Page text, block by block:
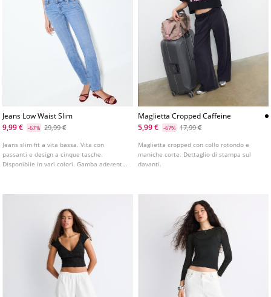
Jeans Low Waist Slim
9,99 €
-67% 29,99 €
Jeans slim fit a vita bassa. Vita con
passanti e design a cinque tasche.
Disponibile in vari colori. Gamba aderente
Maglietta Cropped Caffeine
5,99 €
-67% 17,99 €
Maglietta cropped con collo rotondo e
maniche corte. Dettaglio di stampa sul
davanti.